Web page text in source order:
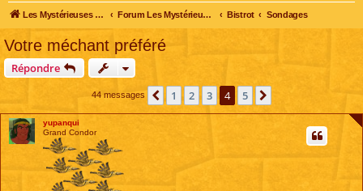
Les Mystérieuses Cités d'Or - LesCitesdOr.com Forum Les Mystérieuses Cités d'Or Bistrot Sondages
Votre méchant préféré
Répondre
44 messages Précédente
1 2 3 4 5
yupanqui
Grand Condor